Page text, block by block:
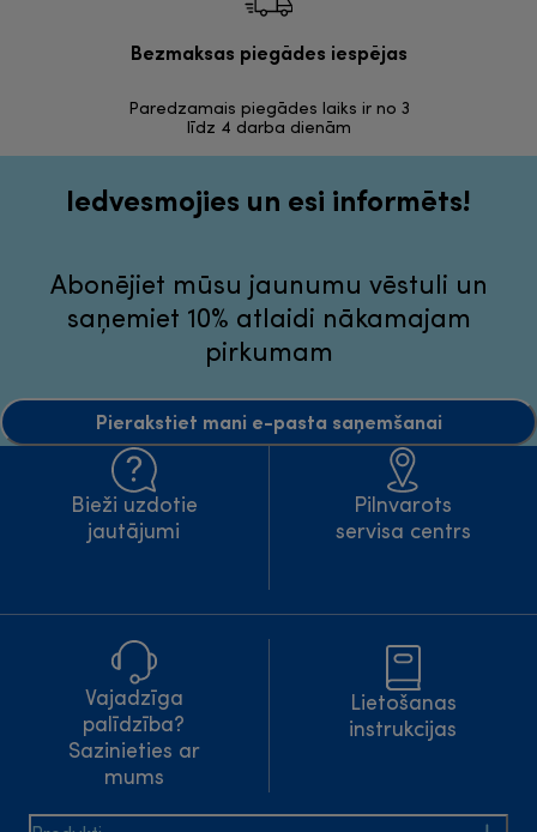
Bezmaksas piegādes iespējas
Paredzamais piegādes laiks ir no 3
līdz 4 darba dienām
Iedvesmojies un esi informēts!
Abonējiet mūsu jaunumu vēstuli un
saņemiet 10% atlaidi nākamajam
pirkumam
Pierakstiet mani e-pasta saņemšanai
Bieži uzdotie
jautājumi
Pilnvarots
servisa centrs
Vajadzīga
palīdzība?
Sazinieties ar
mums
Lietošanas
instrukcijas